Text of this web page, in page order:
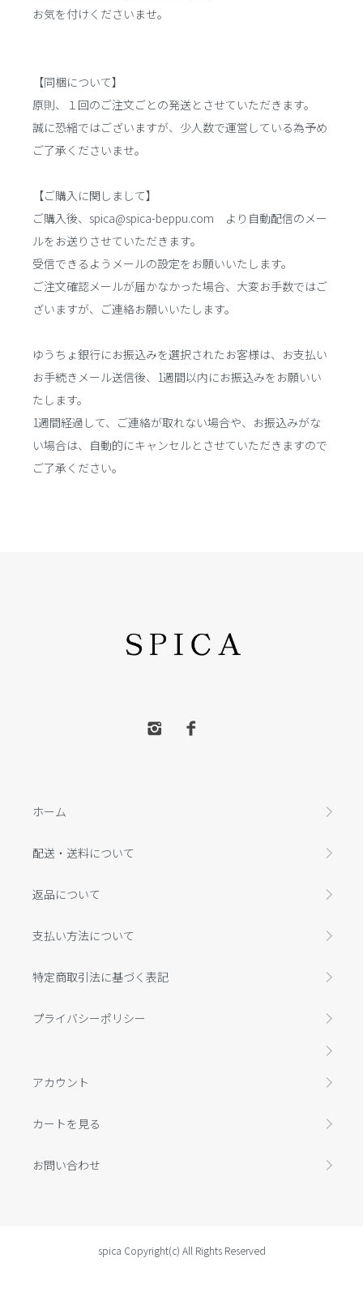
お気を付けくださいませ。
【同梱について】
原則、１回のご注文ごとの発送とさせていただきます。
誠に恐縮ではございますが、少人数で運営している為予め
ご了承くださいませ。
【ご購入に関しまして】
ご購入後、spica@spica-beppu.com より自動配信のメー
ルをお送りさせていただきます。
受信できるようメールの設定をお願いいたします。
ご注文確認メールが届かなかった場合、大変お手数ではご
ざいますが、ご連絡お願いいたします。
ゆうちょ銀行にお振込みを選択されたお客様は、お支払い
お手続きメール送信後、1週間以内にお振込みをお願いい
たします。
1週間経過して、ご連絡が取れない場合や、お振込みがな
い場合は、自動的にキャンセルとさせていただきますので
ご了承ください。
ホーム
配送・送料について
返品について
支払い方法について
特定商取引法に基づく表記
プライバシーポリシー
アカウント
カートを見る
お問い合わせ
spica Copyright(c) All Rights Reserved